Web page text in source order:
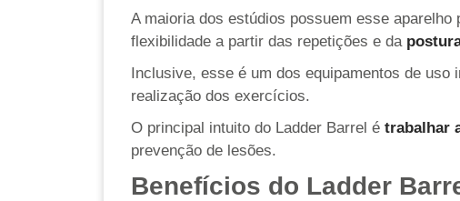
A maioria dos estúdios possuem esse
flexibilidade a partir das repetições e da
Inclusive, esse é um dos equipamentos de uso
realização dos exercícios.
O principal intuito do Ladder Barrel é trabalhar
prevenção de lesões.
Benefícios do Ladder